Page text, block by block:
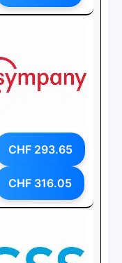
CHF 293.65
CHF 316.05